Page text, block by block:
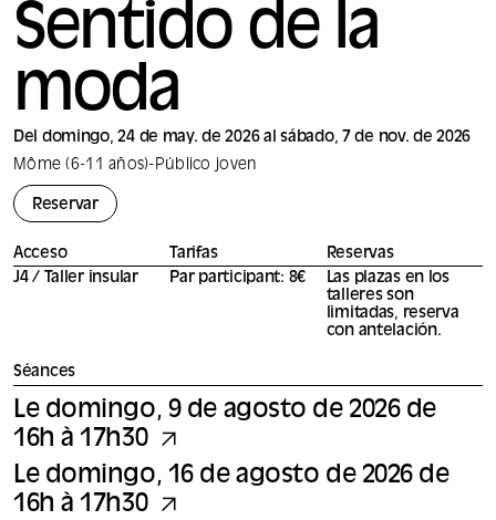
Sentido de la
moda
Del domingo, 24 de may. de 2026 al sábado, 7 de nov. de 2026
Môme (6-11 años)- Público joven
Reservar
Acceso
J4 / Taller insular
Tarifas
Par participant: 8€
Reservas
Las plazas en los
talleres son
limitadas, reserva
con antelación.
Séances
Le domingo, 9 de agosto de 2026 de
16h à 17h30
Le domingo, 16 de agosto de 2026 de
16h à 17h30